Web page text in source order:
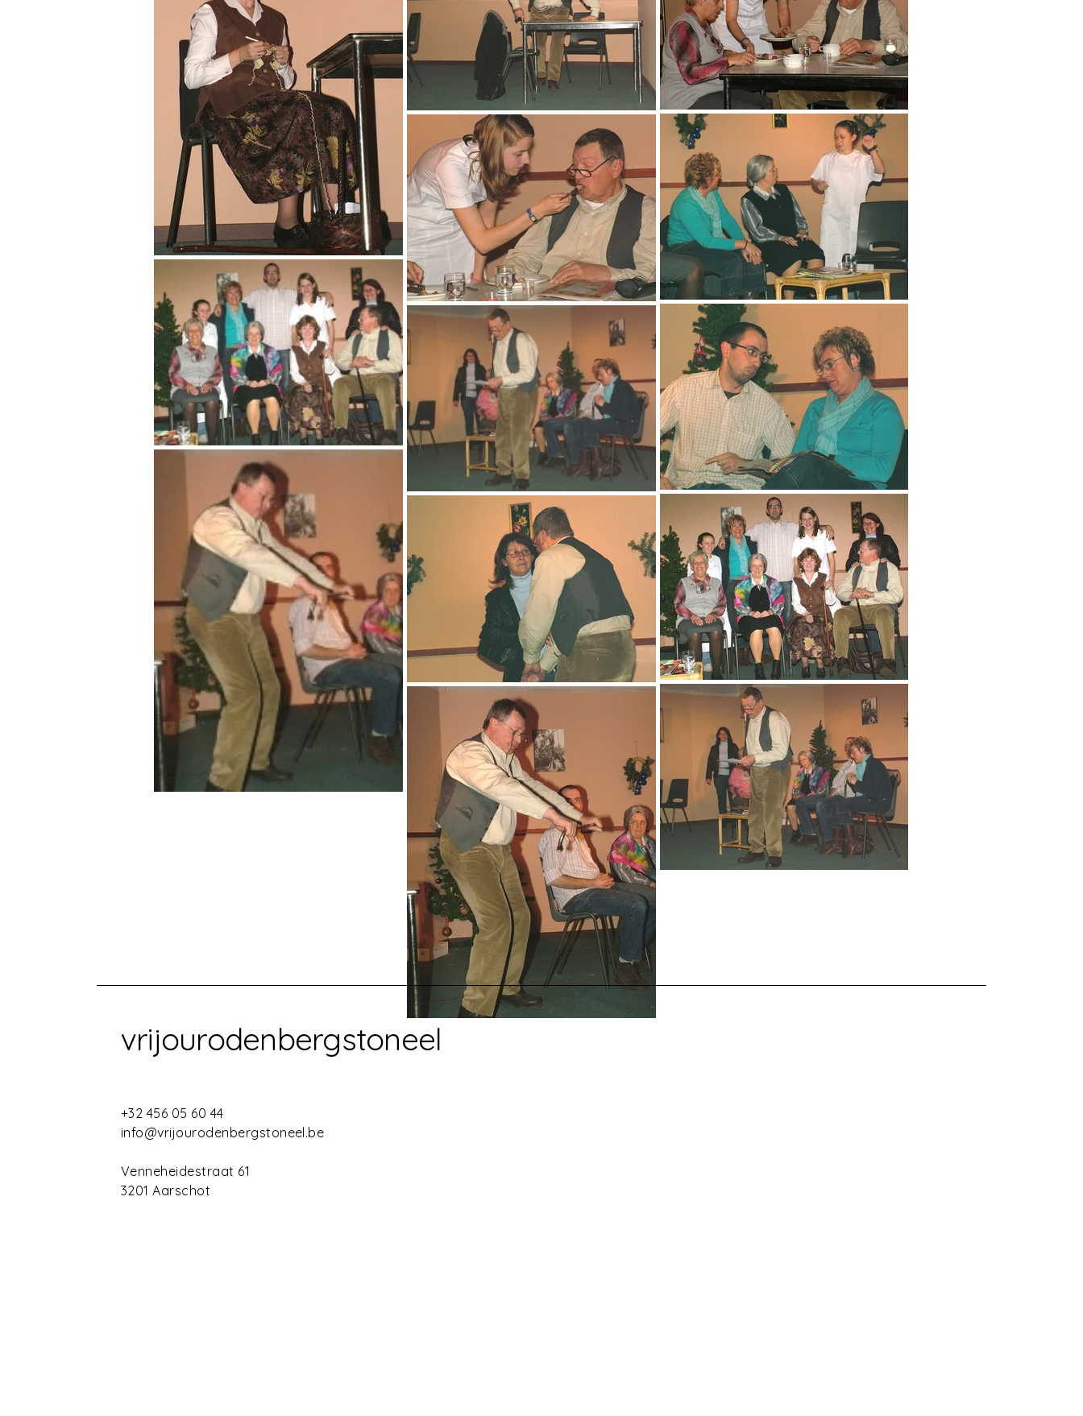
vrijourodenbergstoneel
+32 456 05 60 44
info@vrijourodenbergstoneel.be
Venneheidestraat 61
3201 Aarschot